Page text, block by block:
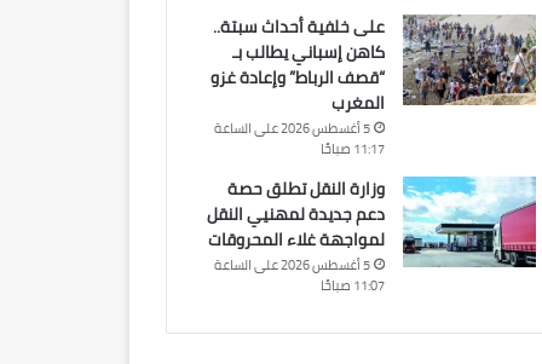
على خلفية أحداث سبتة..
كاهن إسباني يطالب بـ
“قصف الرباط” وإعادة غزو
المغرب
5 أغسطس 2026 على الساعة
11:17 صباحًا
وزارة النقل تطلق حصة
دعم جديدة لمهنيي النقل
لمواجهة غلاء المحروقات
5 أغسطس 2026 على الساعة
11:07 صباحًا